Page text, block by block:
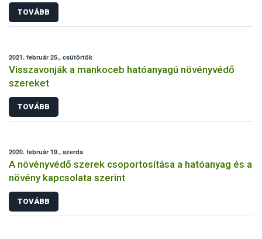
TOVÁBB
2021. február 25., csütörtök
Visszavonják a mankoceb hatóanyagú növényvédő
szereket
TOVÁBB
2020. február 19., szerda
A növényvédő szerek csoportosítása a hatóanyag és a
növény kapcsolata szerint
TOVÁBB